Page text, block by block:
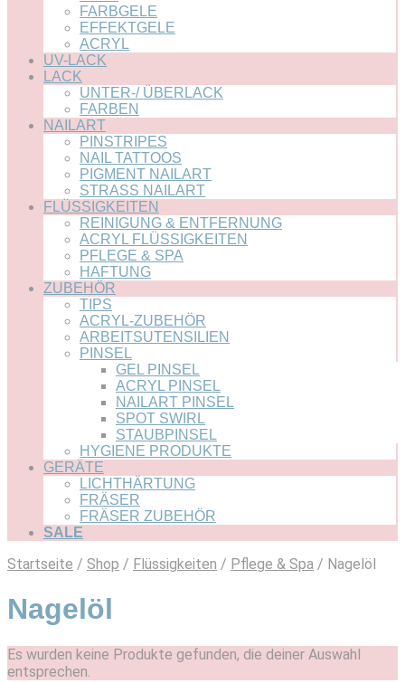
FARBGELE
EFFEKTGELE
ACRYL
UV-LACK
LACK
UNTER-/ ÜBERLACK
FARBEN
NAILART
PINSTRIPES
NAIL TATTOOS
PIGMENT NAILART
STRASS NAILART
FLÜSSIGKEITEN
REINIGUNG & ENTFERNUNG
ACRYL FLÜSSIGKEITEN
PFLEGE & SPA
HAFTUNG
ZUBEHÖR
TIPS
ACRYL-ZUBEHÖR
ARBEITSUTENSILIEN
PINSEL
GEL PINSEL
ACRYL PINSEL
NAILART PINSEL
SPOT SWIRL
STAUBPINSEL
HYGIENE PRODUKTE
GERÄTE
LICHTHÄRTUNG
FRÄSER
FRÄSER ZUBEHÖR
SALE
Startseite / Shop / Flüssigkeiten / Pflege & Spa / Nagelöl
Nagelöl
Es wurden keine Produkte gefunden, die deiner Auswahl
entsprechen.